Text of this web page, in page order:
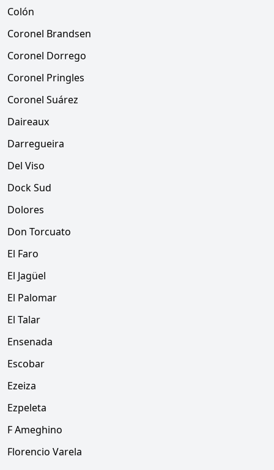
Colón
Coronel Brandsen
Coronel Dorrego
Coronel Pringles
Coronel Suárez
Daireaux
Darregueira
Del Viso
Dock Sud
Dolores
Don Torcuato
El Faro
El Jagüel
El Palomar
El Talar
Ensenada
Escobar
Ezeiza
Ezpeleta
F Ameghino
Florencio Varela